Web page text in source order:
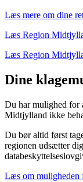
Læs mere om dine
Læs Region
Læs Region
Dine
Du har mulighed for
Midtjylland ikke
Du bør altid først
regionen udsætter
Læs om muligheden